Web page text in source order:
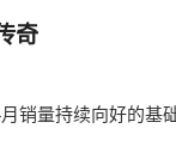
奇
销量持续向好的基